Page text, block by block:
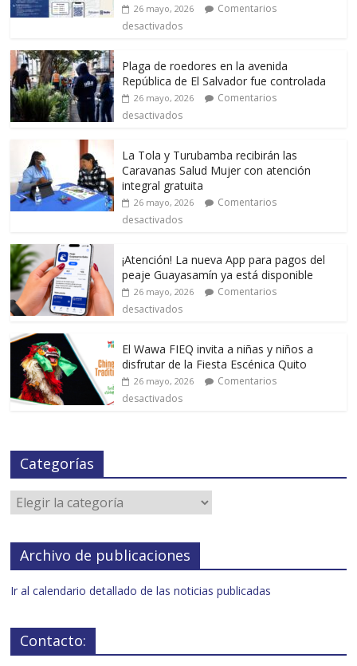
26 mayo, 2026
Comentarios
desactivados
Plaga de roedores en la avenida
República de El Salvador fue controlada
26 mayo, 2026
Comentarios
desactivados
La Tola y Turubamba recibirán las
Caravanas Salud Mujer con atención
integral gratuita
26 mayo, 2026
Comentarios
desactivados
¡Atención! La nueva App para pagos del
peaje Guayasamín ya está disponible
26 mayo, 2026
Comentarios
desactivados
El Wawa FIEQ invita a niñas y niños a
disfrutar de la Fiesta Escénica Quito
26 mayo, 2026
Comentarios
desactivados
Categorías
Archivo de publicaciones
Ir al calendario detallado de las noticias publicadas
Contacto: